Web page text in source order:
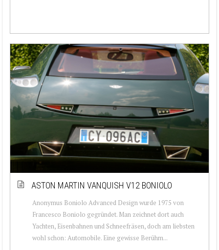
ASTON MARTIN VANQUISH V12 BONIOLO
Anonymus Boniolo Advanced Design wurde 1975 von
Francesco Boniolo gegründet. Man zeichnet dort auch
Yachten, Eisenbahnen und Schneefräsen, doch am liebsten
wohl schon: Automobile. Eine gewisse Berühm...